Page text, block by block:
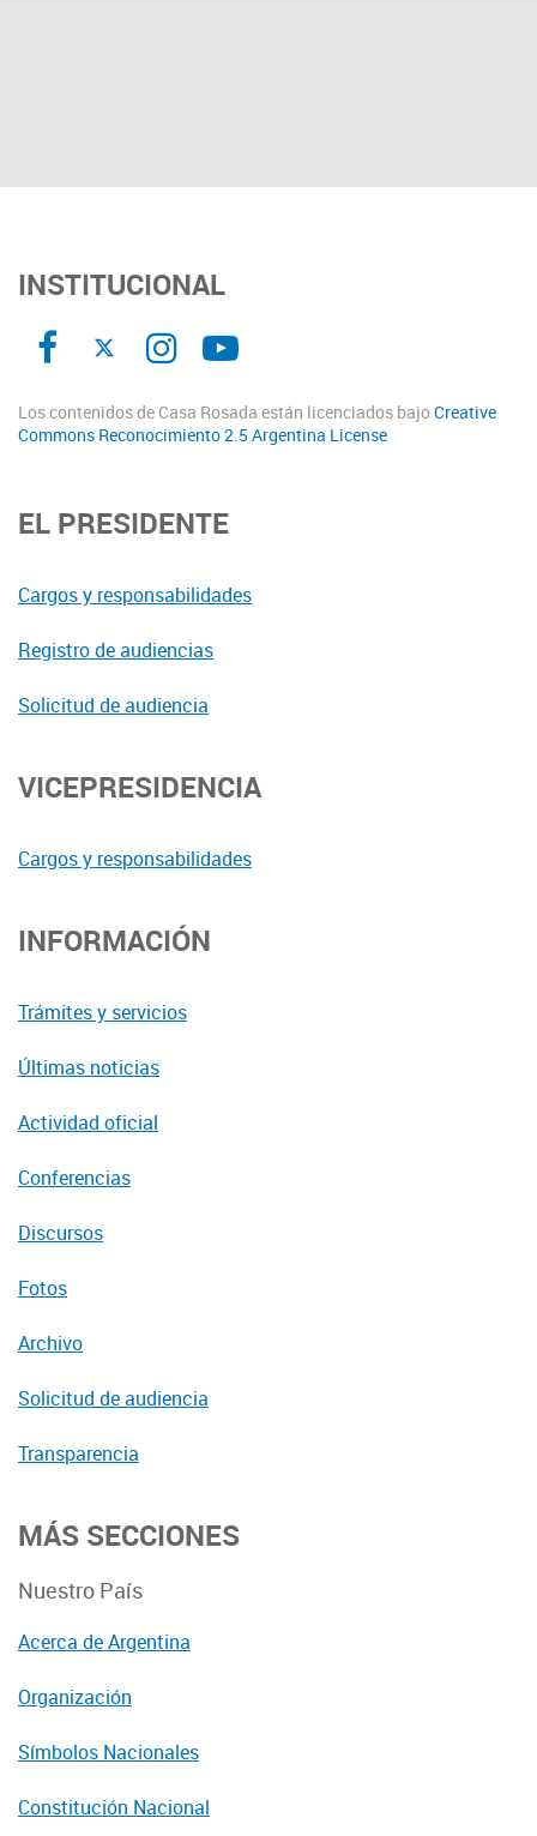
INSTITUCIONAL
Los contenidos de Casa Rosada están licenciados bajoCreative
Commons Reconocimiento 2.5 Argentina License
EL PRESIDENTE
Cargos y responsabilidades
Registro de audiencias
Solicitud de audiencia
VICEPRESIDENCIA
Cargos y responsabilidades
INFORMACIÓN
Trámites y servicios
Últimas noticias
Actividad oficial
Conferencias
Discursos
Fotos
Archivo
Solicitud de audiencia
Transparencia
MÁS SECCIONES
Nuestro País
Acerca de Argentina
Organización
Símbolos Nacionales
Constitución Nacional